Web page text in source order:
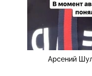
Арсений